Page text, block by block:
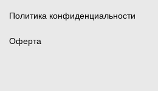
Политика конфиденциальности
Оферта